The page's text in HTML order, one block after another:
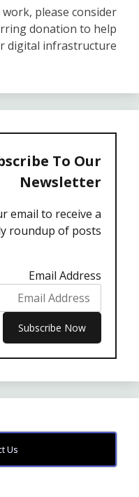
please consider
donation to help
digital infrastructure.
To Our
Newsletter
email to receive a
roundup of posts.
Email Address
Us